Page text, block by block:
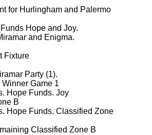
for Hurlingham and Palermo
Hope and Joy.
and Enigma.
Fixture
Party (1).
Winner Game 1
Hope Funds. Joy
B
Hope Funds. Classified Zone
Classified Zone B